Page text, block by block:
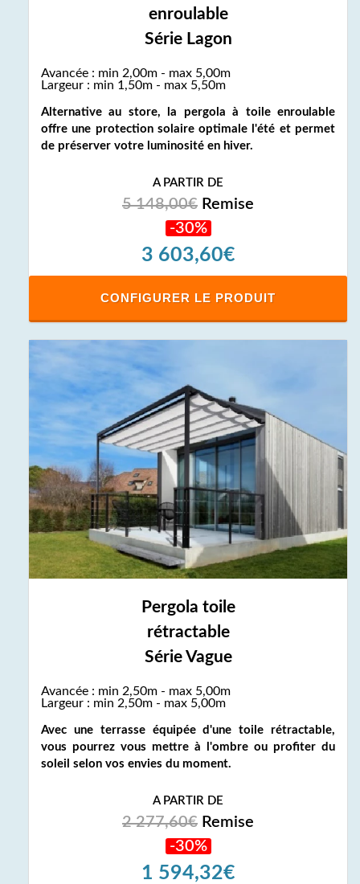
enroulable
Série Lagon
Avancée : min 2,00m - max 5,00m
Largeur : min 1,50m - max 5,50m
Alternative au store, la pergola à toile enroulable
offre une protection solaire optimale l'été et permet
de préserver votre luminosité en hiver.
A PARTIR DE
5 148,00€ Remise
-30%
3 603,60€
CONFIGURER LE PRODUIT
Pergola toile
rétractable
Série Vague
Avancée : min 2,50m - max 5,00m
Largeur : min 2,50m - max 5,00m
Avec une terrasse équipée d'une toile rétractable,
vous pourrez vous mettre à l'ombre ou profiter du
soleil selon vos envies du moment.
A PARTIR DE
2 277,60€ Remise
-30%
1 594,32€